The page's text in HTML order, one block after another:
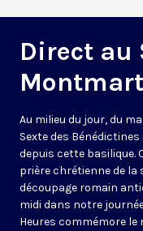
Direct au
Au milieu du jour, du
Sexte des Bénédictines
depuis cette basilique.
prière chrétienne de la
découpage romain
midi dans notre
Heures commémore